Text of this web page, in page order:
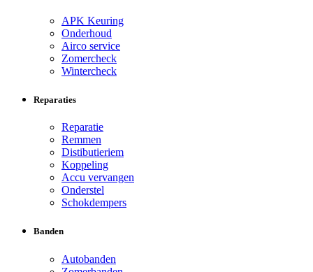
APK Keuring
Onderhoud
Airco service
Zomercheck
Wintercheck
Reparaties
Reparatie
Remmen
Distibutieriem
Koppeling
Accu vervangen
Onderstel
Schokdempers
Banden
Autobanden